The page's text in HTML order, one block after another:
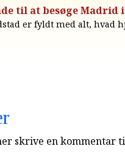
til at besøge Madrid
er fyldt med alt, hvad
skrive en kommentar